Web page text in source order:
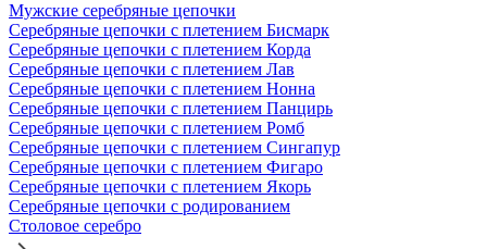
Мужские серебряные цепочки
Серебряные цепочки с плетением Бисмарк
Серебряные цепочки с плетением Корда
Серебряные цепочки с плетением Лав
Серебряные цепочки с плетением Нонна
Серебряные цепочки с плетением Панцирь
Серебряные цепочки с плетением Ромб
Серебряные цепочки с плетением Сингапур
Серебряные цепочки с плетением Фигаро
Серебряные цепочки с плетением Якорь
Серебряные цепочки с родированием
Столовое серебро